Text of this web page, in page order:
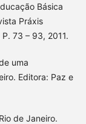
Básica
Práxis
73 – 93, 2011.
uma
Editora: Paz e
de Janeiro.